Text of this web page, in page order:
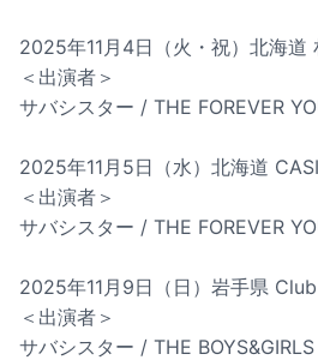
2025年11月4日（火・祝）北海
＜出演者＞
サバシスター / THE FOREVER
2025年11月5日（水）北海道
＜出演者＞
サバシスター / THE FOREVER
2025年11月9日（日）岩手県
＜出演者＞
サバシスター / THE BOYS&GIRLS